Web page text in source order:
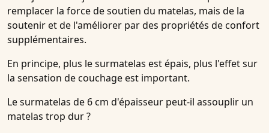
remplacer la force de soutien du matelas, mais de la
soutenir et de l'améliorer par des propriétés de confort
supplémentaires.
En principe, plus le surmatelas est épais, plus l'effet sur
la sensation de couchage est important.
Le surmatelas de 6 cm d'épaisseur peut-il assouplir un
matelas trop dur ?